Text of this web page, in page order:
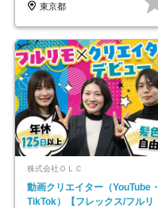
東京都
株式会社ＯＬＣ
動画クリエイター（YouTube・
TikTok）【フレックス/フルリ